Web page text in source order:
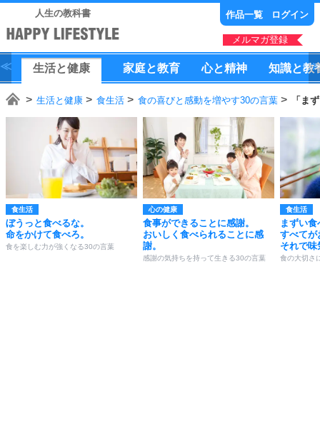
人生の教科書 作品一覧 ログイン
メルマガ登録
生活と健康 家庭と教育 心と精神 知識と教
生活と健康 食生活 食の喜びと感動を増やす30の言葉 「ま
食生活
ぼうっと食べるな。
命をかけて食べろ。
食を楽しむ力が強くなる30の言葉
心の健康
食事ができることに感謝。
おいしく食べられることに感
謝。
感謝の気持ちを持って生きる30の言葉
食生活
まずい
すべてが
それで味
食の大切さ